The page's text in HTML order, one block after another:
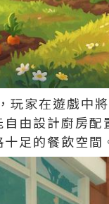
玩家在遊戲中
由設計廚房
足的餐飲空間